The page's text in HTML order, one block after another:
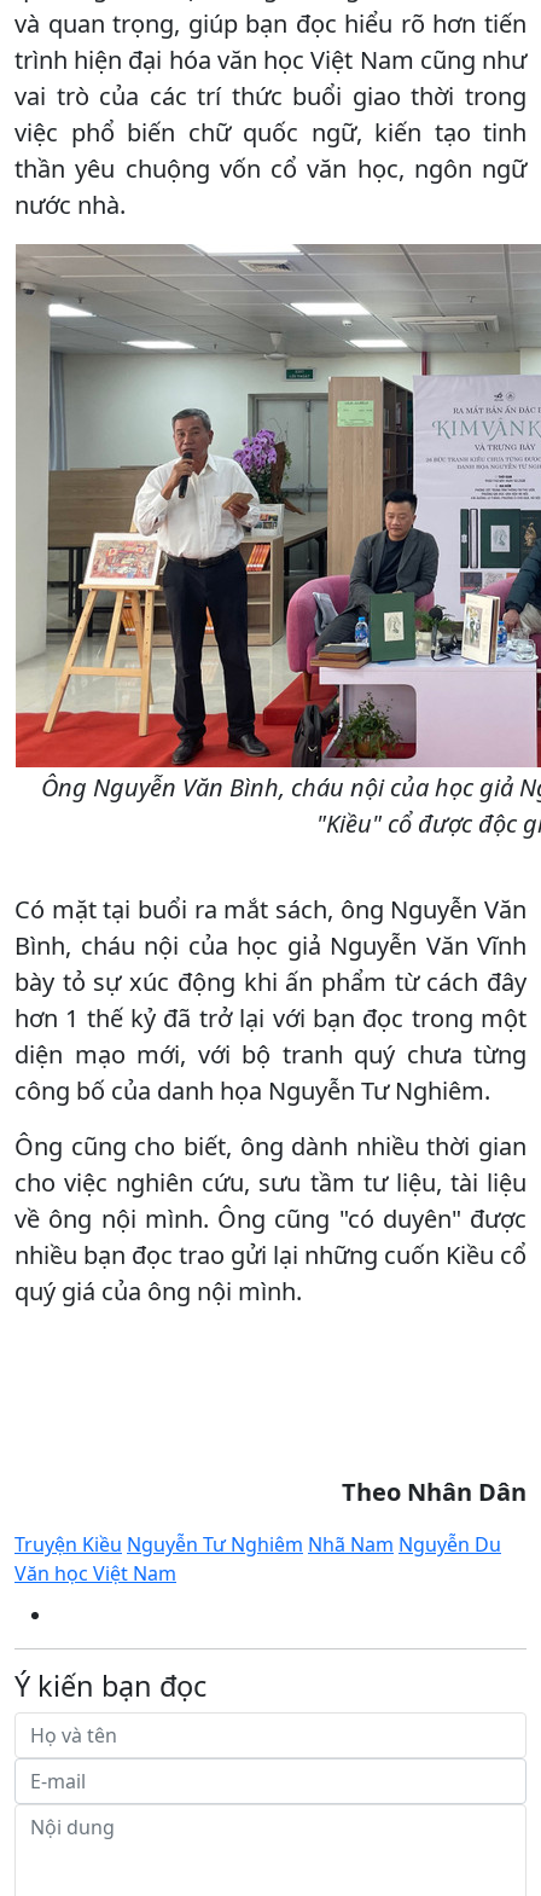
và quan trọng, giúp bạn đọc hiểu rõ hơn tiến
trình hiện đại hóa văn học Việt Nam cũng như
vai trò của các trí thức buổi giao thời trong
việc phổ biến chữ quốc ngữ, kiến tạo tinh
thần yêu chuộng vốn cổ văn học, ngôn ngữ
nước nhà.
Ông Nguyễn Văn Bình, cháu nội của học giả
"Kiều" cổ được độc
Có mặt tại buổi ra mắt sách, ông Nguyễn Văn
Bình, cháu nội của học giả Nguyễn Văn Vĩnh
bày tỏ sự xúc động khi ấn phẩm từ cách đây
hơn 1 thế kỷ đã trở lại với bạn đọc trong một
diện mạo mới, với bộ tranh quý chưa từng
công bố của danh họa Nguyễn Tư Nghiêm.
Ông cũng cho biết, ông dành nhiều thời gian
cho việc nghiên cứu, sưu tầm tư liệu, tài liệu
về ông nội mình. Ông cũng "có duyên" được
nhiều bạn đọc trao gửi lại những cuốn Kiều cổ
quý giá của ông nội mình.
Theo Nhân Dân
Truyện Kiều Nguyễn Tư Nghiêm Nhã Nam Nguyễn Du
Văn học Việt Nam
Ý kiến bạn đọc